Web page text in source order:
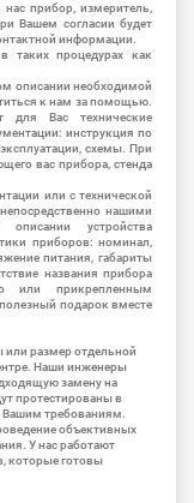
прибор, измеритель,
Вашем согласии будет
информации.
таких процедурах как
описании необходимой
к нам за помощью.
для Вас технические
инструкция по
схемы. При
вас прибора, стенда
или с технической
нашими
устройства
приборов: номинал,
питания, габариты
названия прибора
или прикрепленным
подарок вместе
или размер отдельной
Наши инженеры
замену на
протестированы в
Вашим требованиям.
объективных
У нас работают
которые готовы